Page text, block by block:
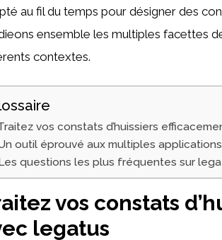
au fil du temps pour désigner des
ensemble les multiples facettes
contextes.
vos constats d’huissiers
outil éprouvé aux multiples applications
questions les plus fréquentes sur
vos constats
legatus